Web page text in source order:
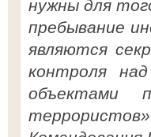
нужны для
пребывание
являются
контроля
объектами